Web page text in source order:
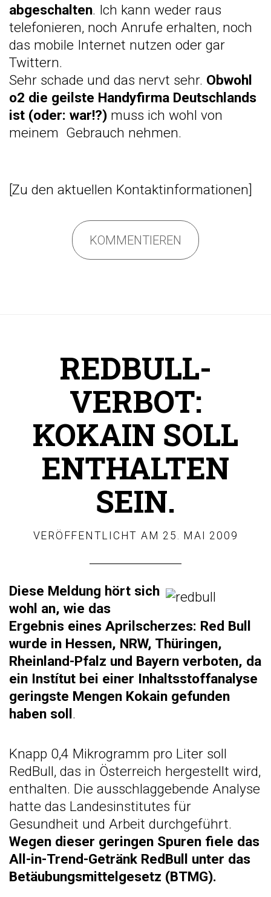
abgeschalten. Ich kann weder raus
telefonieren, noch Anrufe erhalten, noch
das mobile Internet nutzen oder gar
Twittern.
Sehr schade und das nervt sehr. Obwohl
o2 die geilste Handyfirma Deutschlands
ist (oder: war!?) muss ich wohl von
meinem Gebrauch nehmen.
[Zu den aktuellen Kontaktinformationen]
KOMMENTIEREN
REDBULL-
VERBOT:
KOKAIN SOLL
ENTHALTEN
SEIN.
VERÖFFENTLICHT AM 25. MAI 2009
Diese Meldung hört sich
wohl an, wie das
Ergebnis eines Aprilscherzes: Red Bull
wurde in Hessen, NRW, Thüringen,
Rheinland-Pfalz und Bayern verboten, da
ein Instítut bei einer Inhaltsstoffanalyse
geringste Mengen Kokain gefunden
haben soll .
Knapp 0,4 Mikrogramm pro Liter soll
RedBull, das in Österreich hergestellt wird,
enthalten. Die ausschlaggebende Analyse
hatte das Landesinstitutes für
Gesundheit und Arbeit durchgeführt.
Wegen dieser geringen Spuren fiele das
All-in-Trend-Getränk RedBull unter das
Betäubungsmittelgesetz (BTMG).